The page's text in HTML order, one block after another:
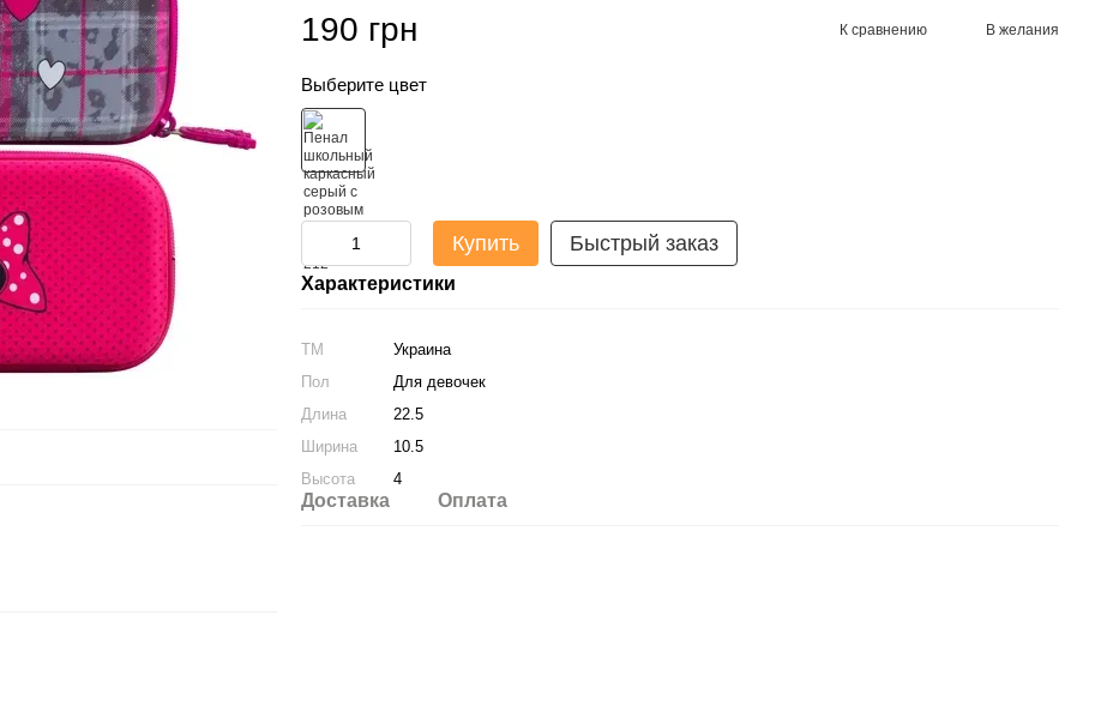
190 грн К сравнению В желания
Выберите цвет
Купить Быстрый заказ
Характеристики
ТМ
Украина
Пол
Для девочек
Длина
22.5
Ширина
10.5
Высота
4
Доставка Оплата